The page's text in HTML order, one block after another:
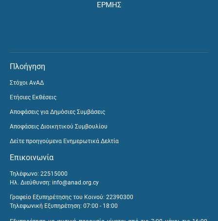
ΕΡΜΗΣ
Πλοήγηση
Στόχοι ΑνΑΔ
Ετήσιες Εκθέσεις
Αποφάσεις για Δημόσιες Συμβάσεις
Αποφάσεις Διοικητικού Συμβουλίου
Δείτε προηγούμενα Ενημερωτικά Δελτία
Επικοινωνία
Τηλέφωνο: 22515000
Ηλ. Διεύθυνση: info@anad.org.cy
Γραφείο Εξυπηρέτησης του Κοινού: 22390300
Τηλεφωνική Εξυπηρέτηση: 07:00 - 18:00